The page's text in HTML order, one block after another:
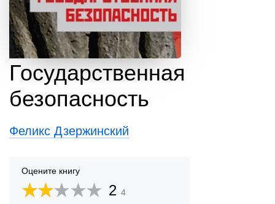
Государственная
безопасность
Феликс Дзержинский
Оцените книгу
2 4